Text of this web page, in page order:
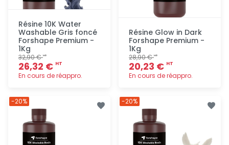
Résine 10K Water
Washable Gris foncé
Forshape Premium -
1Kg
32,90 €HT
26,32 € HT
En cours de réappro.
Résine Glow in Dark
Forshape Premium -
1Kg
28,90 €HT
20,23 € HT
En cours de réappro.
-20% -20%